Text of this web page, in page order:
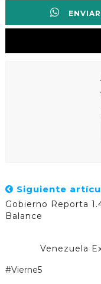
ENVIAR
Siguiente
Gobierno Reporta
Balance
Venezuela
#Vierne5